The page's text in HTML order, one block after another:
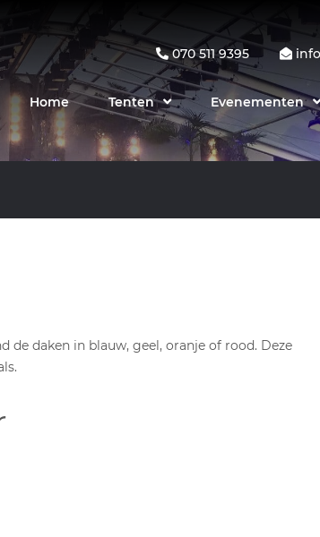
070 511 9395
Home Tenten Evenementen
de daken in blauw, geel, oranje of rood. Deze